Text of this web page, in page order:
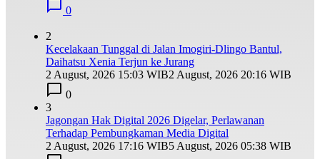
0
2
Kecelakaan Tunggal di Jalan Imogiri-Dlingo Bantul,
Daihatsu Xenia Terjun ke Jurang
2 August, 2026 15:03 WIB2 August, 2026 20:16 WIB
0
3
Jagongan Hak Digital 2026 Digelar, Perlawanan
Terhadap Pembungkaman Media Digital
2 August, 2026 17:16 WIB5 August, 2026 05:38 WIB